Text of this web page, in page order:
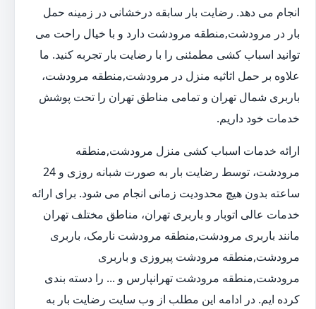
انجام می دهد. رضایت بار سابقه درخشانی در زمینه حمل
بار در مرودشت,منطقه مرودشت دارد و با خیال راحت می
توانید اسباب کشی مطمئنی را با رضایت بار تجربه کنید. ما
علاوه بر حمل اثاثیه منزل در مرودشت,منطقه مرودشت،
باربری شمال تهران و تمامی مناطق تهران را تحت پوشش
خدمات خود داریم.
ارائه خدمات اسباب کشی منزل مرودشت,منطقه
مرودشت، توسط رضایت بار به صورت شبانه روزی و 24
ساعته بدون هیچ محدودیت زمانی انجام می شود. برای ارائه
خدمات عالی اتوبار و باربری تهران، مناطق مختلف تهران
مانند باربری مرودشت,منطقه مرودشت نارمک، باربری
مرودشت,منطقه مرودشت پیروزی و باربری
مرودشت,منطقه مرودشت تهرانپارس و ... را دسته بندی
کرده ایم. در ادامه این مطلب از وب سایت رضایت بار به